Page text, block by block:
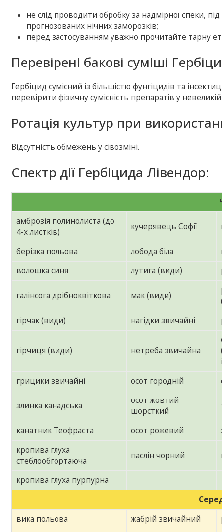
не слід проводити обробку за надмірної спеки,
прогнозованих нічних заморозків;
перед застосуванням уважно прочитайте тарну
Перевірені бакові суміші
Гербіцид сумісний із більшістю фунгіцидів та
перевірити фізичну сумісність препаратів у
Ротація культур при
Відсутність обмежень у сівозміні.
Спектр дії Гербіцида Лівендор:
амброзія полинолиста (до
4-х листків)
кучерявець Софії
берізка польова лобода біла
волошка синя
лутига (види)
галінсога дрібноквіткова мак (види)
гірчак (види)
нагідки звичайні
гірчиця (види) нетреба звичайна
грицики звичайні
осот городній
злинка канадська
осот жовтий
шорсткий
канатник Теофраста осот рожевий
кропива глуха
стеблообгортаюча
паслін чорний
кропива глуха пурпурна
вика польова
жабрій звичайний